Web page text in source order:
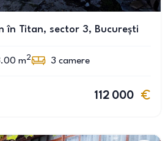
în Titan, sector 3, București
m2 3 camere
112 000